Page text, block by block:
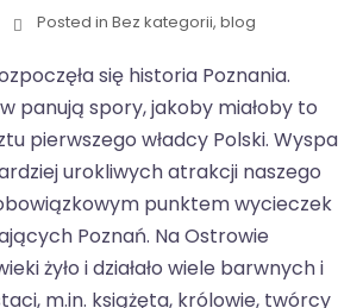
Posted in Bez kategorii, blog
się historia Poznania.
panują spory, jakoby miałoby to
pierwszego władcy Polski. Wyspa
urokliwych atrakcji naszego
punktem wycieczek
Poznań. Na Ostrowie
żyło i działało wiele barwnych i
m.in. książęta, królowie, twórcy